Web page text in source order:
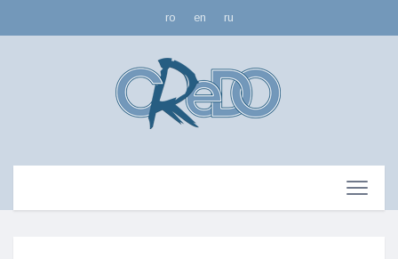
ro en ru